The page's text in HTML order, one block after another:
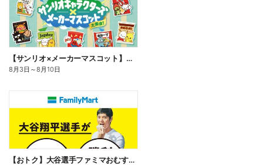
【サンリオ×メーカーマスコット】オリジナルグッズ貰える!
8月3日 ～8月10日
【おトク】大谷選手ファミマおむすび割